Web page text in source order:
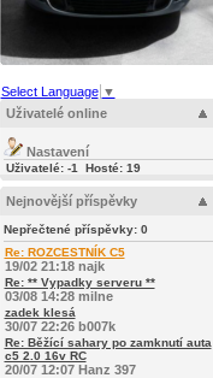
Select Language ▼
Uživatelé online
Nastavení
Uživatelé: -1 Hosté: 19
Nejnovější příspěvky
Nepřečtené příspěvky: 0
Re: ROZCESTNÍK C5
19/02 21:18 najk
Re: ** Vypadky serveru **
03/08 14:28 milne
zadek klesá
30/07 22:26 b007k
Re: Běžící sahary po zamknutí auta
c5 2.0 16v RC
20/07 12:07 Hanz 397